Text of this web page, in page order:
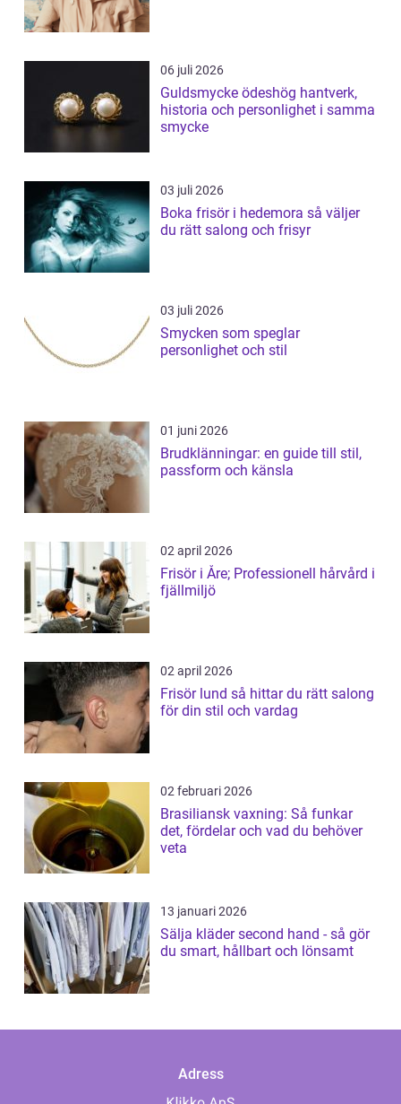
06 juli 2026
Guldsmycke ödeshög hantverk,
historia och personlighet i samma
smycke
03 juli 2026
Boka frisör i hedemora så väljer
du rätt salong och frisyr
03 juli 2026
Smycken som speglar
personlighet och stil
01 juni 2026
Brudklänningar: en guide till stil,
passform och känsla
02 april 2026
Frisör i Åre; Professionell hårvård i
fjällmiljö
02 april 2026
Frisör lund så hittar du rätt salong
för din stil och vardag
02 februari 2026
Brasiliansk vaxning: Så funkar
det, fördelar och vad du behöver
veta
13 januari 2026
Sälja kläder second hand - så gör
du smart, hållbart och lönsamt
Adress